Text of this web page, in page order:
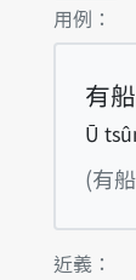
第1項釋義
用例：
有
Ū
(有
第1項釋義
近義：